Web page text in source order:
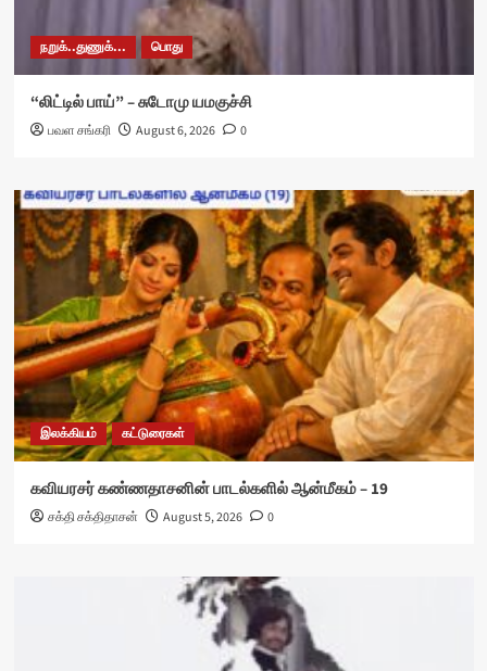
நறுக்..துணுக்... பொது
“லிட்டில் பாய்” – சுடோமு யமகுச்சி
பவள சங்கரி August 6, 2026 0
இலக்கியம் கட்டுரைகள்
கவியரசர் கண்ணதாசனின் பாடல்களில் ஆன்மீகம் – 19
சக்தி சக்திதாசன் August 5, 2026 0